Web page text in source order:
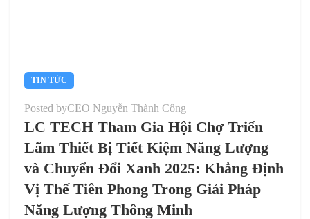
TIN TỨC
Posted byCEO Nguyễn Thành Công
LC TECH Tham Gia Hội Chợ Triển
Lãm Thiết Bị Tiết Kiệm Năng Lượng
và Chuyển Đổi Xanh 2025: Khẳng Định
Vị Thế Tiên Phong Trong Giải Pháp
Năng Lượng Thông Minh